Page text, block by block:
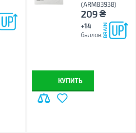
(ARM83938)
209₴
+14
баллов
КУПИТЬ